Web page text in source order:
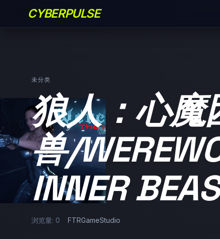
CYBERPULSE
未分类
狼人：心魔
兽/
INNER
浏览量: 0 FTRGameStudio